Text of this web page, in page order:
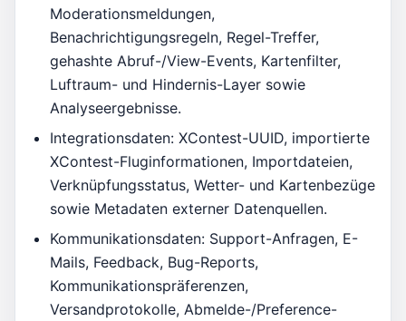
Moderationsmeldungen,
Benachrichtigungsregeln, Regel-Treffer,
gehashte Abruf-/View-Events, Kartenfilter,
Luftraum- und Hindernis-Layer sowie
Analyseergebnisse.
Integrationsdaten: XContest-UUID, importierte
XContest-Fluginformationen, Importdateien,
Verknüpfungsstatus, Wetter- und Kartenbezüge
sowie Metadaten externer Datenquellen.
Kommunikationsdaten: Support-Anfragen, E-
Mails, Feedback, Bug-Reports,
Kommunikationspräferenzen,
Versandprotokolle, Abmelde-/Preference-